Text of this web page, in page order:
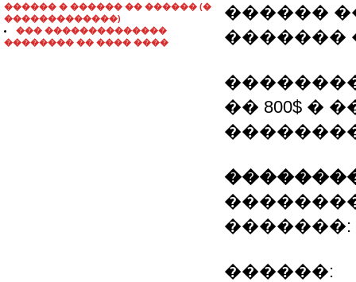
������ � ������ �� ������ (�
�������������)
��� ��������������
�������� �� ���� ����
������
�������
�� 800$ �
�������: 8
������: